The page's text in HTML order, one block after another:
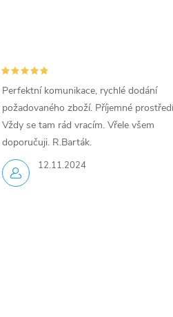
12.11.2024
Perfektní komunikace, rychlé dodání
požadovaného zboží. Příjemné
Vždy se tam rád vracím. Vřele všem
doporučuji. R.Barták.